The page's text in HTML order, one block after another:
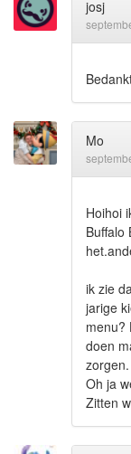
josj
Mo
Hoihoi
Buffalo
ik zie
jarige
menu?
doen
Oh ja
Zitten